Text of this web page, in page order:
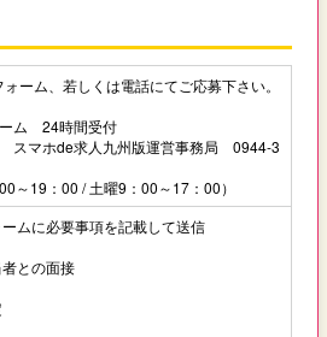
ーム、若しくは電話にてご応募下さい。
ム 24時間受付
スマホde求人九州版運営事務局 0944-3
～19：00 / 土曜9：00～17：00）
ムに必要事項を記載して送信
との面接